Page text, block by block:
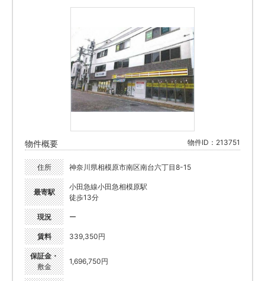
物件概要 物件ID：213751
住所 神奈川県相模原市南区南台六丁目8-15
最寄駅
小田急線小田急相模原駅
徒歩13分
現況 ー
賃料 339,350円
保証金・
敷金
1,696,750円